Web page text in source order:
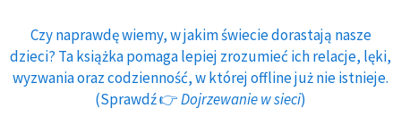
Czy naprawdę wiemy, w jakim świecie dorastają nasze
dzieci? Ta książka pomaga lepiej zrozumieć ich relacje, lęki,
wyzwania oraz codzienność, w której offline już nie istnieje.
(Sprawdź 👉Dojrzewanie w sieci)